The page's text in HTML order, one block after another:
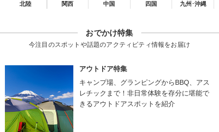
北陸 関西 中国 四国 九州･沖縄
おでかけ特集
今注目のスポットや話題のアクティビティ情報をお届け
アウトドア特集
キャンプ場、グランピングからBBQ、アス
レチックまで！非日常体験を存分に堪能で
きるアウトドアスポットを紹介